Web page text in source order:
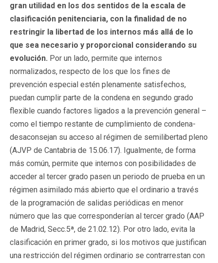
gran utilidad en los dos sentidos de la escala de
clasificación penitenciaria, con la finalidad de no
restringir la libertad de los internos más allá de lo
que sea necesario y proporcional considerando su
evolución. Por un lado, permite que internos
normalizados, respecto de los que los fines de
prevención especial estén plenamente satisfechos,
puedan cumplir parte de la condena en segundo grado
flexible cuando factores ligados a la prevención general –
como el tiempo restante de cumplimiento de condena-
desaconsejan su acceso al régimen de semilibertad pleno
(AJVP de Cantabria de 15.06.17). Igualmente, de forma
más común, permite que internos con posibilidades de
acceder al tercer grado pasen un periodo de prueba en un
régimen asimilado más abierto que el ordinario a través
de la programación de salidas periódicas en menor
número que las que corresponderían al tercer grado (AAP
de Madrid, Secc.5ª, de 21.02.12). Por otro lado, evita la
clasificación en primer grado, si los motivos que justifican
una restricción del régimen ordinario se contrarrestan con